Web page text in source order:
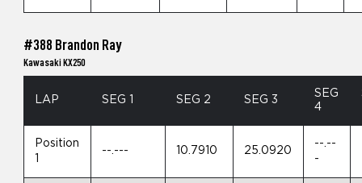
#388 Brandon Ray
Kawasaki KX250
LAP SEG 1 SEG 2 SEG 3
SEG
4
Position
--.--- 10.7910 25.0920
--.--
-